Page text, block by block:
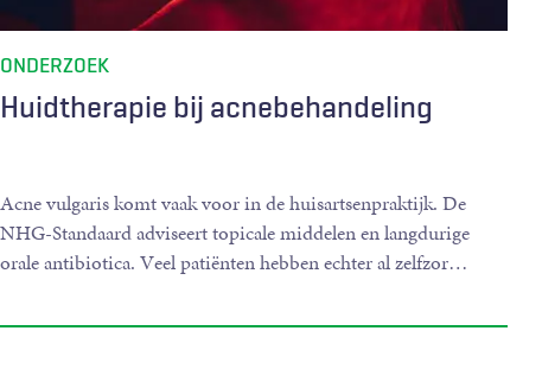
Huidtherapie bij acnebehandeling
ONDERZOEK
Acne vulgaris komt vaak voor in de huisartsenpraktijk. De
NHG-Standaard adviseert topicale middelen en langdurige
orale antibiotica. Veel patiënten hebben echter al zelfzor…